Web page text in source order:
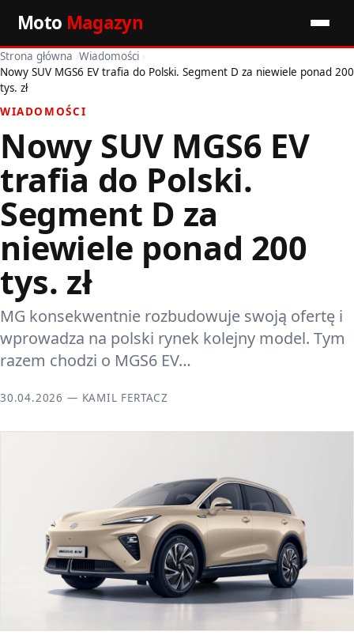
Moto Magazyn
Start
Wiadomości
Premiery
Porady motoryzacyjne
Pozostałe artykuły
Strona główna ›Wiadomości ›
Nowy SUV MGS6 EV trafia do Polski. Segment D za niewiele ponad 200
tys. zł
WIADOMOŚCI
Nowy SUV MGS6 EV
trafia do Polski.
Segment D za
niewiele ponad 200
tys. zł
MG konsekwentnie rozbudowuje swoją ofertę i
wprowadza na polski rynek kolejny model. Tym
razem chodzi o MGS6 EV…
30.04.2026 — KAMIL FERTACZ